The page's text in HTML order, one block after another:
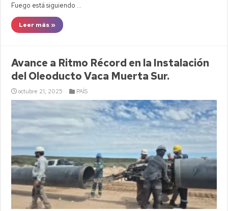
Fuego está siguiendo …
Leer más »
Avance a Ritmo Récord en la Instalación
del Oleoducto Vaca Muerta Sur.
octubre 21, 2025 PAÍS